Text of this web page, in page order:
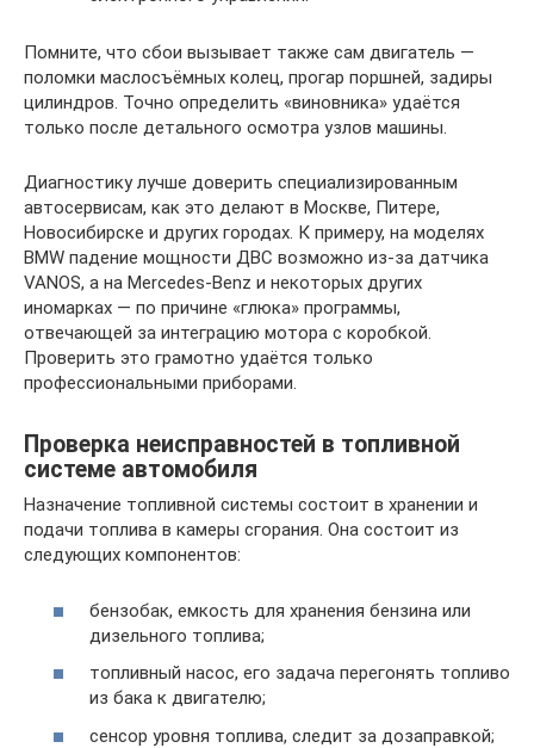
Помните, что сбои вызывает также сам двигатель —
поломки маслосъёмных колец, прогар поршней, задиры
цилиндров. Точно определить «виновника» удаётся
только после детального осмотра узлов машины.
Диагностику лучше доверить специализированным
автосервисам, как это делают в Москве, Питере,
Новосибирске и других городах. К примеру, на моделях
BMW падение мощности ДВС возможно из-за датчика
VANOS, а на Mercedes-Benz и некоторых других
иномарках — по причине «глюка» программы,
отвечающей за интеграцию мотора с коробкой.
Проверить это грамотно удаётся только
профессиональными приборами.
Проверка неисправностей в топливной
системе автомобиля
Назначение топливной системы состоит в хранении и
подачи топлива в камеры сгорания. Она состоит из
следующих компонентов:
бензобак, емкость для хранения бензина или
дизельного топлива;
топливный насос, его задача перегонять топливо
из бака к двигателю;
сенсор уровня топлива, следит за дозаправкой;